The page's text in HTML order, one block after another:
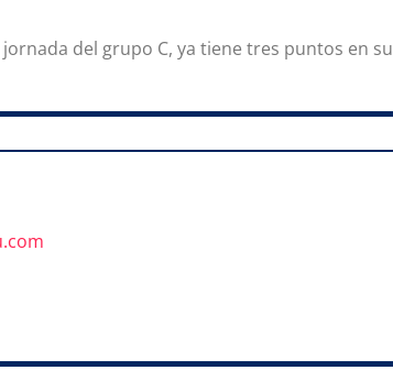
jornada del grupo C, ya tiene tres puntos en su